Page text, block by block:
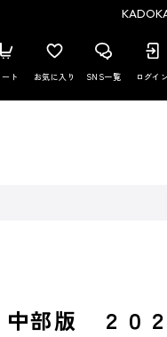
ト お気に入り SNS一覧 ログイン
部版 ２０